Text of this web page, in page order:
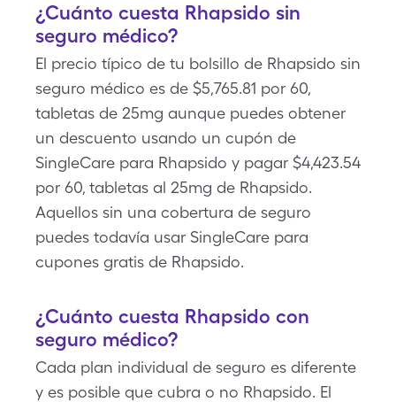
¿Cuánto cuesta Rhapsido sin
seguro médico?
El precio típico de tu bolsillo de Rhapsido sin
seguro médico es de $5,765.81 por 60,
tabletas de 25mg aunque puedes obtener
un descuento usando un cupón de
SingleCare para Rhapsido y pagar $4,423.54
por 60, tabletas al 25mg de Rhapsido.
Aquellos sin una cobertura de seguro
puedes todavía usar SingleCare para
cupones gratis de Rhapsido.
¿Cuánto cuesta Rhapsido con
seguro médico?
Cada plan individual de seguro es diferente
y es posible que cubra o no Rhapsido. El